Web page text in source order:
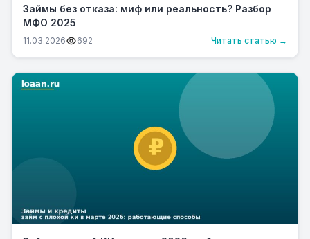
Займы без отказа: миф или реальность? Разбор
МФО 2025
11.03.2026 692 Читать статью →